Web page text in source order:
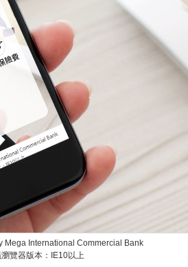
Mega International Commercial Bank
覽器版本：IE10以上